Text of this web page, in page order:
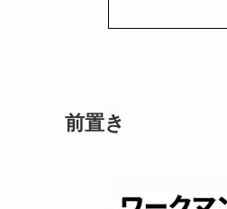
前置き